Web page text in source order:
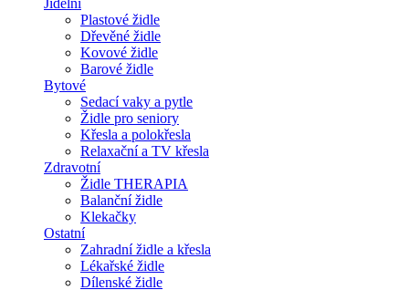
Jídelní
Plastové židle
Dřevěné židle
Kovové židle
Barové židle
Bytové
Sedací vaky a pytle
Židle pro seniory
Křesla a polokřesla
Relaxační a TV křesla
Zdravotní
Židle THERAPIA
Balanční židle
Klekačky
Ostatní
Zahradní židle a křesla
Lékařské židle
Dílenské židle